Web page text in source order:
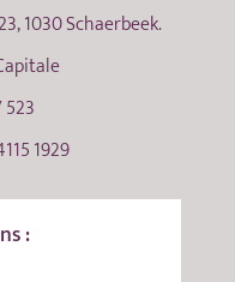
1030 Schaerbeek.
523
1929
: